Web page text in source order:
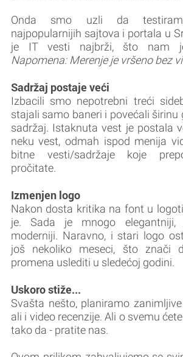
Onda smo uzli da
najpopularnijih sajtova i portala u
je IT vesti najbrži, što nam
Napomena: Merenje je vršeno bez
Sadržaj postaje veći
Izbacili smo nepotrebni treći
stajali samo baneri i povećali širinu
sadržaj. Istaknuta vest je postala
neku vest, odmah ispod menija
bitne vesti/sadržaje koje
pročitate.
Izmenjen logo
Nakon dosta kritika na font u
je. Sada je mnogo elegantniji,
moderniji. Naravno, i stari logo
još nekoliko meseci, što znači
promena uslediti u sledećoj godini.
Uskoro stiže...
Svašta nešto, planiramo
ali i video recenzije. Ali o svemu
tako da - pratite nas.